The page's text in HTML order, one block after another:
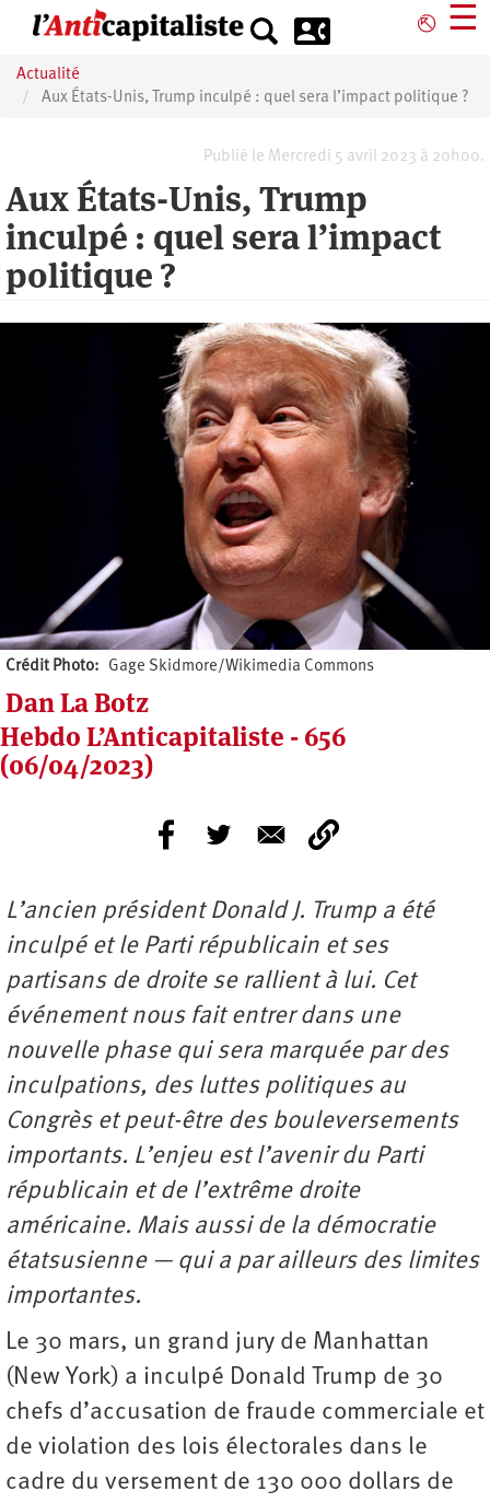
principal
⎋ ☰
Actualité
Aux États-Unis, Trump inculpé : quel sera l’impact politique ?
Publié le Mercredi 5 avril 2023 à 20h00.
Aux États-Unis, Trump
inculpé : quel sera l’impact
politique ?
Crédit Photo Gage Skidmore/Wikimedia Commons
Dan La Botz
Hebdo L’Anticapitaliste - 656
(06/04/2023)
L’ancien président Donald J. Trump a été
inculpé et le Parti républicain et ses
partisans de droite se rallient à lui. Cet
événement nous fait entrer dans une
nouvelle phase qui sera marquée par des
inculpations, des luttes politiques au
Congrès et peut-être des bouleversements
importants. L’enjeu est l’avenir du Parti
républicain et de l’extrême droite
américaine. Mais aussi de la démocratie
étatsusienne — qui a par ailleurs des limites
importantes.
Le 30 mars, un grand jury de Manhattan
(New York) a inculpé Donald Trump de 30
chefs d’accusation de fraude commerciale et
de violation des lois électorales dans le
cadre du versement de 130 000 dollars de